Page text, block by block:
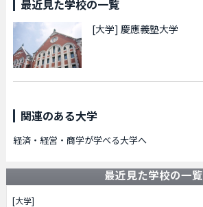
最近見た学校の一覧
[大学] 慶應義塾大学
関連のある大学
経済・経営・商学が学べる大学へ
最近見た学校の一覧
[大学]